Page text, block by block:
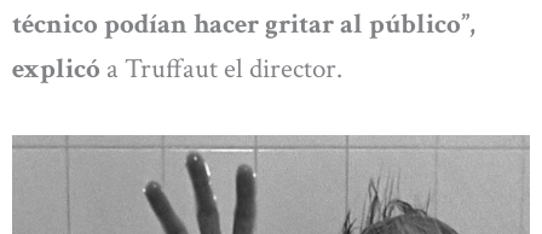
técnico podían hacer gritar al público”,
explicó a Truffaut el director.